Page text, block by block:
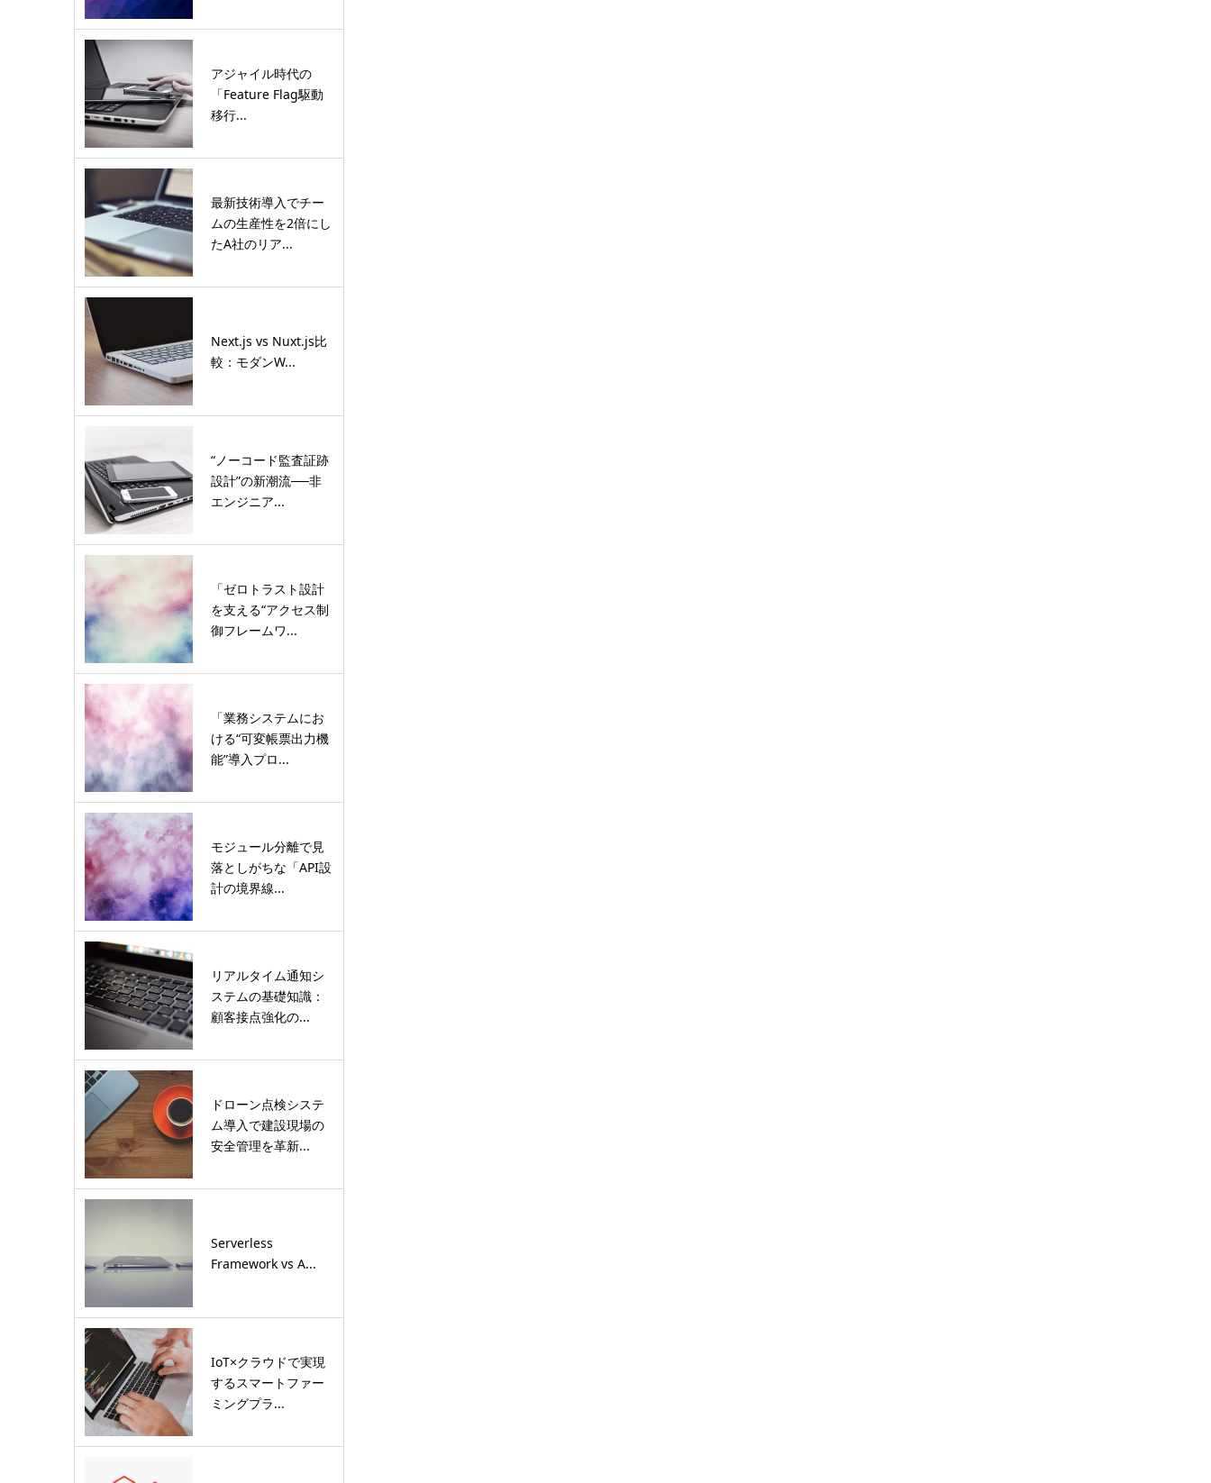
アジャイル時代の
「Feature Flag駆動
移行...
最新技術導入でチー
ムの生産性を2倍にし
たA社のリア...
Next.js vs Nuxt.js比
較：モダンW...
“ノーコード監査証跡
設計”の新潮流──非
エンジニア...
「ゼロトラスト設計
を支える“アクセス制
御フレームワ...
「業務システムにお
ける“可変帳票出力機
能”導入プロ...
モジュール分離で見
落としがちな「API設
計の境界線...
リアルタイム通知シ
ステムの基礎知識：
顧客接点強化の...
ドローン点検システ
ム導入で建設現場の
安全管理を革新...
Serverless
Framework vs A...
IoT×クラウドで実現
するスマートファー
ミングプラ...